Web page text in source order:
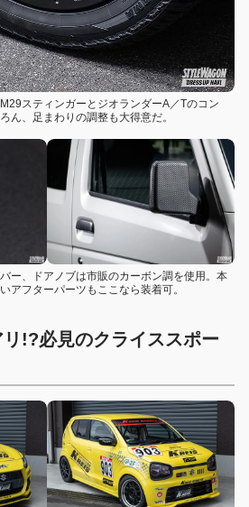
スティンガーとジオランダーA／Tのコン
ん、足まわりの調整も大得意だ。
ー、ドアノブは市販のカーボン調を使用。本
アフターパーツもここなら装着可。
!?必見のクライススポー